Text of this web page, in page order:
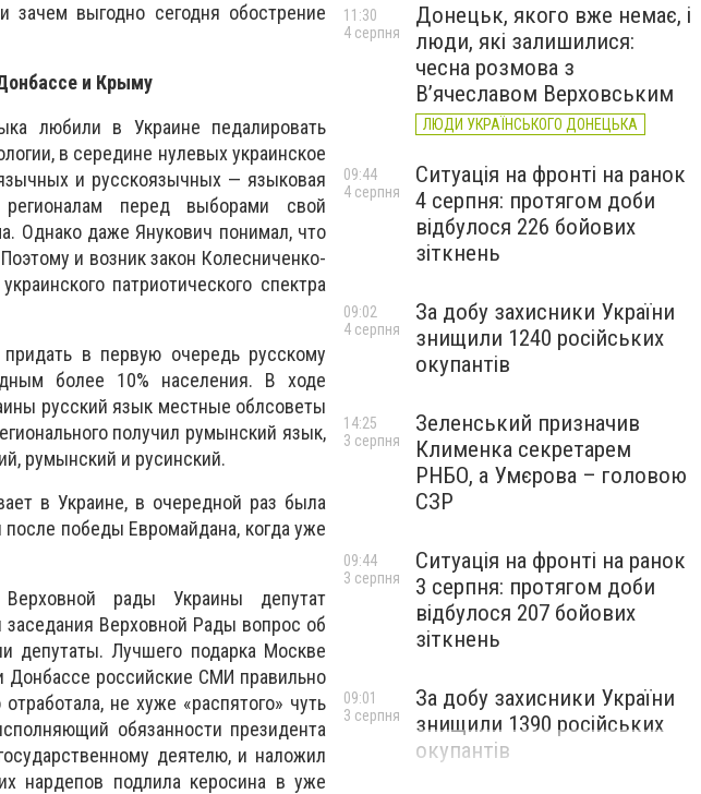
зачем выгодно сегодня обострение
и Крыму
любили в Украине педалировать
в середине нулевых украинское
и русскоязычных — языковая
перед выборами свой
Однако даже Янукович понимал, что
и возник закон Колесниченко-
патриотического спектра
в первую очередь русскому
более 10% населения. В ходе
русский язык местные облсоветы
получил румынский язык,
румынский и русинский.
в Украине, в очередной раз была
победы Евромайдана, когда уже
рады Украины депутат
Верховной Рады вопрос об
депутаты. Лучшего подарка Москве
российские СМИ правильно
не хуже «распятого» чуть
обязанности президента
деятелю, и наложил
нардепов подлила керосина в уже
Донецьк, якого вже немає, і
люди, які залишилися:
чесна розмова з
В’ячеславом Верховським
ЛЮДИ УКРАЇНСЬКОГО ДОНЕЦЬКА
11:30
4 серпня
Ситуація на фронті на ранок
4 серпня: протягом доби
відбулося 226 бойових
зіткнень
09:44
4 серпня
За добу захисники України
знищили 1240 російських
окупантів
09:02
4 серпня
Зеленський призначив
Клименка секретарем
РНБО, а Умєрова – головою
СЗР
14:25
3 серпня
Ситуація на фронті на ранок
3 серпня: протягом доби
відбулося 207 бойових
зіткнень
09:44
3 серпня
За добу захисники України
знищили 1390 російських
окупантів
09:01
3 серпня